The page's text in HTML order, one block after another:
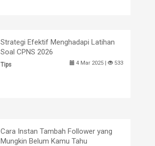
Strategi Efektif Menghadapi Latihan
Soal CPNS 2026
Tips 4 Mar 2025 | 533
Cara Instan Tambah Follower yang
Mungkin Belum Kamu Tahu